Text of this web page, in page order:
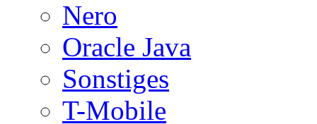
Nero
Oracle Java
Sonstiges
T-Mobile